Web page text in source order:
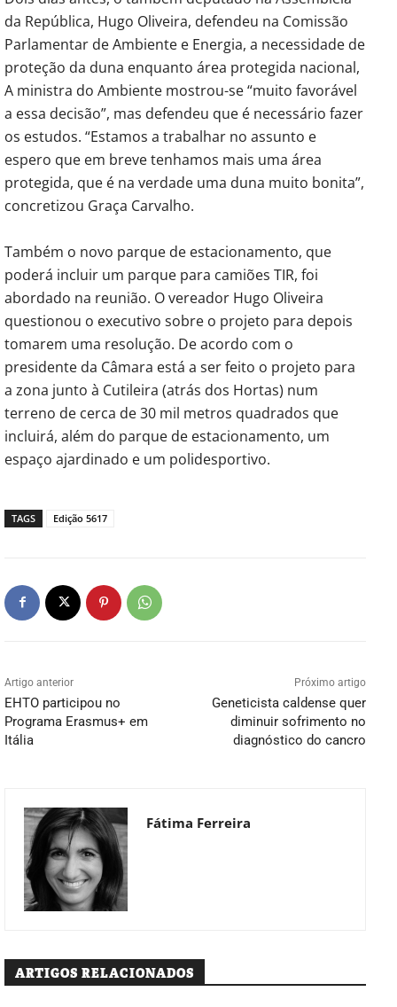
da República, Hugo Oliveira, defendeu na Comissão
Parlamentar de Ambiente e Energia, a necessidade de
proteção da duna enquanto área protegida nacional,
A ministra do Ambiente mostrou-se “muito favorável
a essa decisão”, mas defendeu que é necessário fazer
os estudos. “Estamos a trabalhar no assunto e
espero que em breve tenhamos mais uma área
protegida, que é na verdade uma duna muito bonita”,
concretizou Graça Carvalho.
Também o novo parque de estacionamento, que
poderá incluir um parque para camiões TIR, foi
abordado na reunião. O vereador Hugo Oliveira
questionou o executivo sobre o projeto para depois
tomarem uma resolução. De acordo com o
presidente da Câmara está a ser feito o projeto para
a zona junto à Cutileira (atrás dos Hortas) num
terreno de cerca de 30 mil metros quadrados que
incluirá, além do parque de estacionamento, um
espaço ajardinado e um polidesportivo.
TAGS Edição 5617
Artigo anterior
EHTO participou no
Programa Erasmus+ em
Itália
Próximo artigo
Geneticista caldense quer
diminuir sofrimento no
diagnóstico do cancro
Fátima Ferreira
ARTIGOS RELACIONADOS